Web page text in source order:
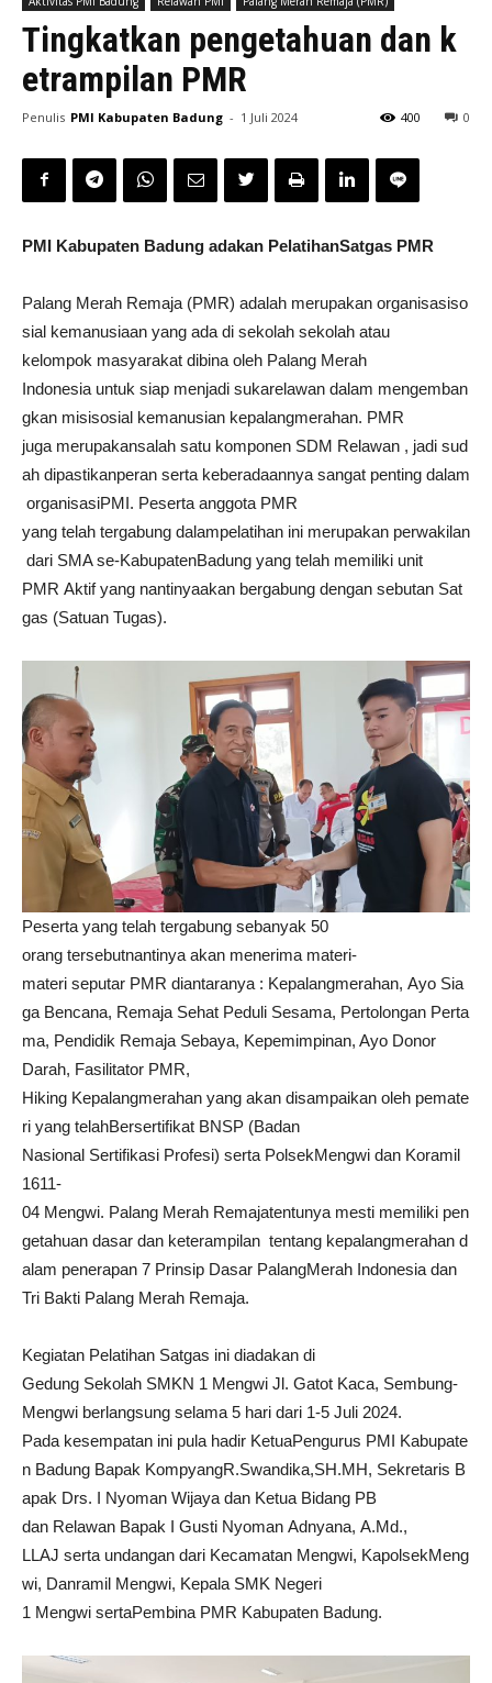
Tingkatkan pengetahuan dan k
etrampilan PMR
Penulis PMI Kabupaten Badung - 1 Juli 2024 0
400
PMI Kabupaten Badung adakan PelatihanSatgas PMR
Palang Merah Remaja (PMR) adalah merupakan organisasiso
sial kemanusiaan yang ada di sekolah sekolah atau
kelompok masyarakat dibina oleh Palang Merah
Indonesia untuk siap menjadi sukarelawan dalam mengemban
gkan misisosial kemanusian kepalangmerahan. PMR
juga merupakansalah satu komponen SDM Relawan , jadi sud
ah dipastikanperan serta keberadaannya sangat penting dalam
organisasiPMI. Peserta anggota PMR
yang telah tergabung dalampelatihan ini merupakan perwakilan
dari SMA se-KabupatenBadung yang telah memiliki unit
PMR Aktif yang nantinyaakan bergabung dengan sebutan Sat
gas (Satuan Tugas).
Peserta yang telah tergabung sebanyak 50
orang tersebutnantinya akan menerima materi-
materi seputar PMR diantaranya : Kepalangmerahan, Ayo Sia
ga Bencana, Remaja Sehat Peduli Sesama, Pertolongan Perta
ma, Pendidik Remaja Sebaya, Kepemimpinan, Ayo Donor
Darah, Fasilitator PMR,
Hiking Kepalangmerahan yang akan disampaikan oleh pemate
ri yang telahBersertifikat BNSP (Badan
Nasional Sertifikasi Profesi) serta PolsekMengwi dan Koramil
1611-
04 Mengwi. Palang Merah Remajatentunya mesti memiliki pen
getahuan dasar dan keterampilan tentang kepalangmerahan d
alam penerapan 7 Prinsip Dasar PalangMerah Indonesia dan
Tri Bakti Palang Merah Remaja.
Kegiatan Pelatihan Satgas ini diadakan di
Gedung Sekolah SMKN 1 Mengwi Jl. Gatot Kaca, Sembung-
Mengwi berlangsung selama 5 hari dari 1-5 Juli 2024.
Pada kesempatan ini pula hadir KetuaPengurus PMI Kabupate
n Badung Bapak KompyangR.Swandika,SH.MH, Sekretaris B
apak Drs. I Nyoman Wijaya dan Ketua Bidang PB
dan Relawan Bapak I Gusti Nyoman Adnyana, A.Md.,
LLAJ serta undangan dari Kecamatan Mengwi, KapolsekMeng
wi, Danramil Mengwi, Kepala SMK Negeri
1 Mengwi sertaPembina PMR Kabupaten Badung.